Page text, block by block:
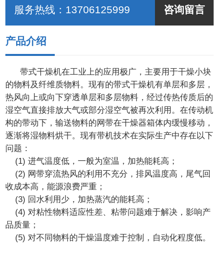
服务热线： 13706125999 咨询留言
产品介绍
带式干燥机在工业上的应用极广，主要用于干燥小块
的物料及纤维质物料。现有的带式干燥机有单层和多层，
热风向上或向下穿透单层和多层物料，经过传热传质后的
湿空气直接排放大气或部分湿空气被再次利用。在传动机
构的带动下，输送物料的网带在干燥器箱体内缓慢移动，
逐渐将湿物料烘干。现有带机技术在实际生产中存在以下
问题：
(1) 进气温度低，一般为室温，加热能耗高；
(2) 网带穿流热风的利用不充分，排风温度高，尾气回
收成本高，能源浪费严重；
(3) 回水利用少，加热蒸汽的能耗高；
(4) 对粘性物料适应性差、粘带问题难于解决，影响产
品质量；
(5) 对不同物料的干燥温度难于控制，自动化程度低。